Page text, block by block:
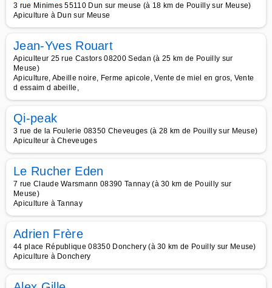
3 rue Minimes 55110 Dun sur meuse (à 18 km de Pouilly sur Meuse)
Apiculture à Dun sur Meuse
Jean-Yves Rouart
Apiculteur 25 rue Castors 08200 Sedan (à 25 km de Pouilly sur
Meuse)
Apiculture, Abeille noire, Ferme apicole, Vente de miel en gros, Vente
d essaim d abeille,
Qi-peak
3 rue de la Foulerie 08350 Cheveuges (à 28 km de Pouilly sur Meuse)
Apiculteur à Cheveuges
Le Rucher Eden
7 rue Claude Warsmann 08390 Tannay (à 30 km de Pouilly sur
Meuse)
Apiculture à Tannay
Adrien Frère
44 place République 08350 Donchery (à 30 km de Pouilly sur Meuse)
Apiculture à Donchery